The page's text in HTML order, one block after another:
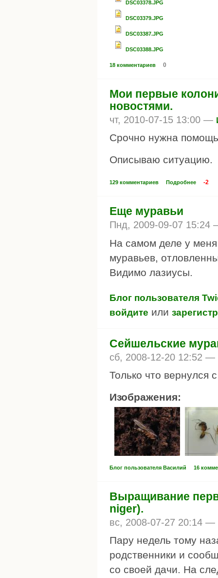
DSC03378.JPG
DSC03379.JPG
DSC03387.JPG
DSC03388.JPG
18 комментариев 0
Мои первые
новостями.
чт, 2010-07-15 13:00 —
Срочно нужна
Описываю ситуацию.
129 комментариев Подробнее -2
Еще муравьи
Пнд, 2009-09-07
На самом деле у
муравьев,
Видимо лазиусы.
Блог пользователя
войдите или
Сейшельские
сб, 2008-12-20 12:52 —
Только что вернулся
Изображения:
Блог пользователя Василий 16
Выращивание
niger).
вс, 2008-07-27 20:14 —
Пару недель тому
родственники и
со своей дачи. На